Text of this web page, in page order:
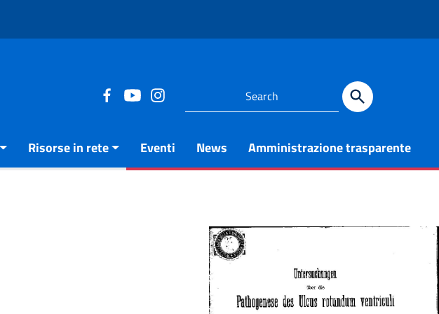
Risorse in rete Eventi News Amministrazione trasparente